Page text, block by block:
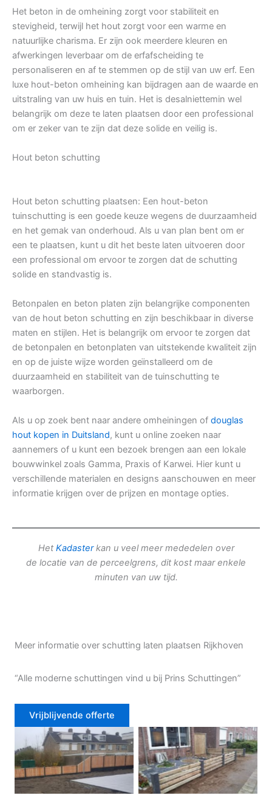
Het beton in de omheining zorgt voor stabiliteit en
stevigheid, terwijl het hout zorgt voor een warme en
natuurlijke charisma. Er zijn ook meerdere kleuren en
afwerkingen leverbaar om de erfafscheiding te
personaliseren en af te stemmen op de stijl van uw erf. Een
luxe hout-beton omheining kan bijdragen aan de waarde en
uitstraling van uw huis en tuin. Het is desalniettemin wel
belangrijk om deze te laten plaatsen door een professional
om er zeker van te zijn dat deze solide en veilig is.
Hout beton schutting
Hout beton schutting plaatsen: Een hout-beton
tuinschutting is een goede keuze wegens de duurzaamheid
en het gemak van onderhoud. Als u van plan bent om er
een te plaatsen, kunt u dit het beste laten uitvoeren door
een professional om ervoor te zorgen dat de schutting
solide en standvastig is.
Betonpalen en beton platen zijn belangrijke componenten
van de hout beton schutting en zijn beschikbaar in diverse
maten en stijlen. Het is belangrijk om ervoor te zorgen dat
de betonpalen en betonplaten van uitstekende kwaliteit zijn
en op de juiste wijze worden geïnstalleerd om de
duurzaamheid en stabiliteit van de tuinschutting te
waarborgen.
Als u op zoek bent naar andere omheiningen of douglas
hout kopen in Duitsland, kunt u online zoeken naar
aannemers of u kunt een bezoek brengen aan een lokale
bouwwinkel zoals Gamma, Praxis of Karwei. Hier kunt u
verschillende materialen en designs aanschouwen en meer
informatie krijgen over de prijzen en montage opties.
Het Kadasterkan u veel meer mededelen over
de locatie van de perceelgrens, dit kost maar enkele
minuten van uw tijd.
Meer informatie over schutting laten plaatsen Rijkhoven
“Alle moderne schuttingen vind u bij Prins Schuttingen”
Vrijblijvende offerte
Douglas schutting Tuinhek voortuin